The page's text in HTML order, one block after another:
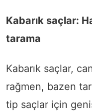
Kabarık saçlar:
tarama
Kabarık saçlar,
rağmen, bazen
tip saçlar için